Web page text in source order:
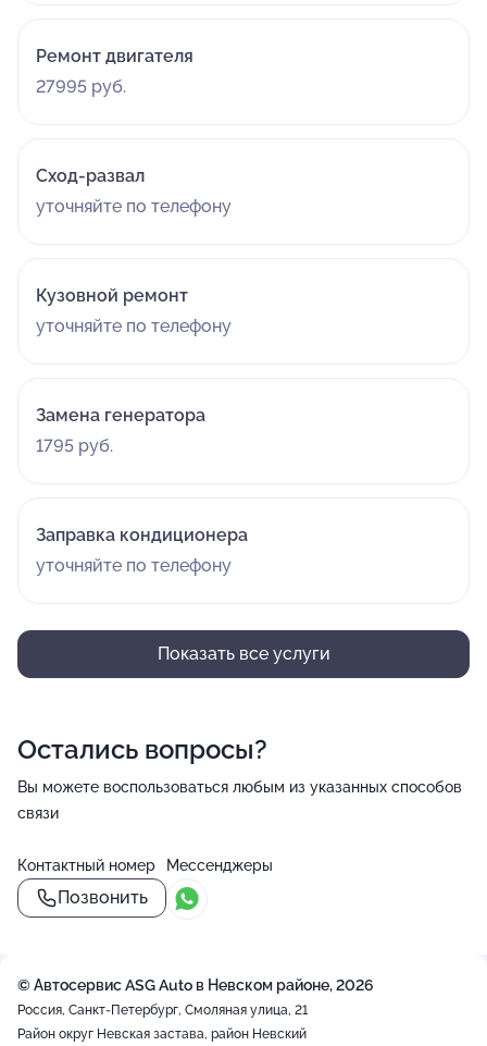
Ремонт двигателя
27995 руб.
Сход-развал
уточняйте по телефону
Кузовной ремонт
уточняйте по телефону
Замена генератора
1795 руб.
Заправка кондиционера
уточняйте по телефону
Показать все услуги
Остались вопросы?
Вы можете воспользоваться любым из указанных способов
связи
Контактный номер
Позвонить
Мессенджеры
© Автосервис ASG Auto в Невском районе, 2026
Россия, Санкт-Петербург, Смоляная улица, 21
Район округ Невская застава, район Невский